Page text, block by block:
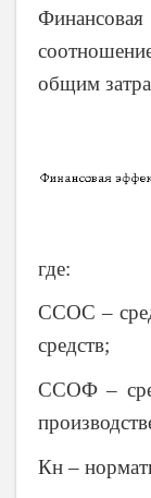
Финансовая
общим
где:
ССОС –
средств;
ССОФ –
Кн –